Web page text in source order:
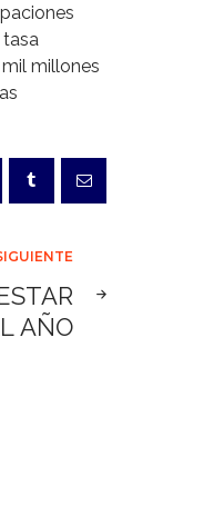
tasa
millones
AÑO